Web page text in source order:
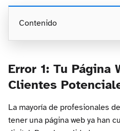
Contenido
Error 1: Tu Página
Clientes
La mayoría de profesionales
tener una página web ya han